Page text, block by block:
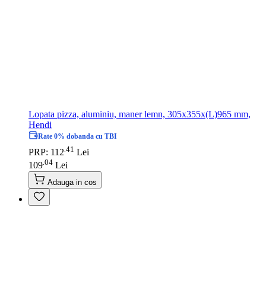
Lopata pizza, aluminiu, maner lemn, 305x355x(L)965 mm,
Hendi
Rate 0% dobanda cu TBI
PRP: 112 41 Lei
109 04 Lei
Adauga in cos